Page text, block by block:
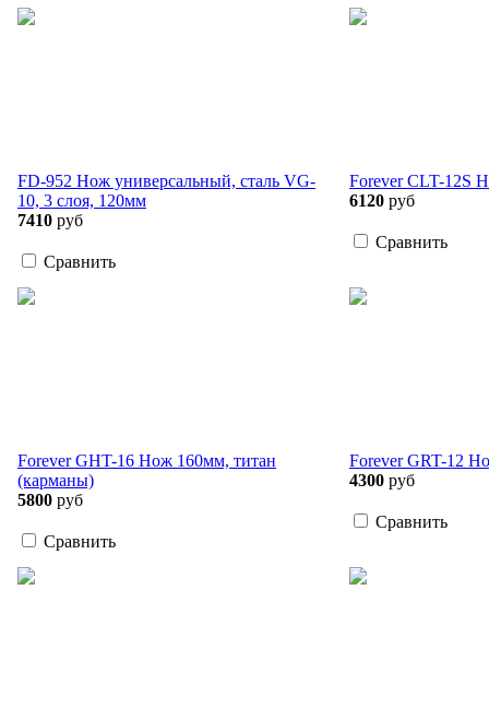
FD-952 Нож универсальный, сталь VG-
10, 3 слоя, 120мм
7410 руб
Сравнить
Forever CLT-12S
6120 руб
Сравнить
Forever GHT-16 Нож 160мм, титан
(карманы)
5800 руб
Сравнить
Forever GRT-12
4300 руб
Сравнить